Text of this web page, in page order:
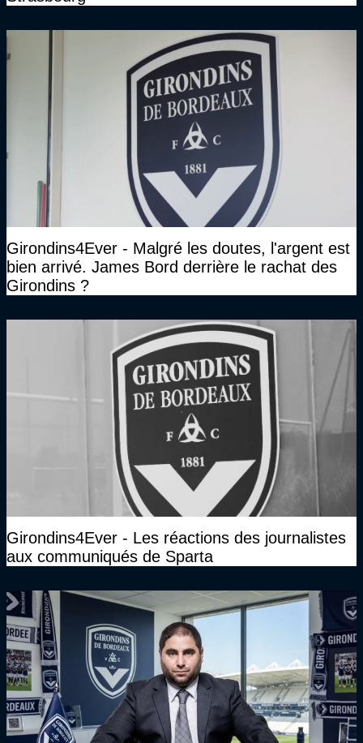
Girondins4Ever - Malgré les doutes, l'argent est
bien arrivé. James Bord derrière le rachat des
Girondins ?
Girondins4Ever - Les réactions des journalistes
aux communiqués de Sparta